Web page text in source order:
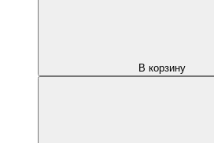
В корзину